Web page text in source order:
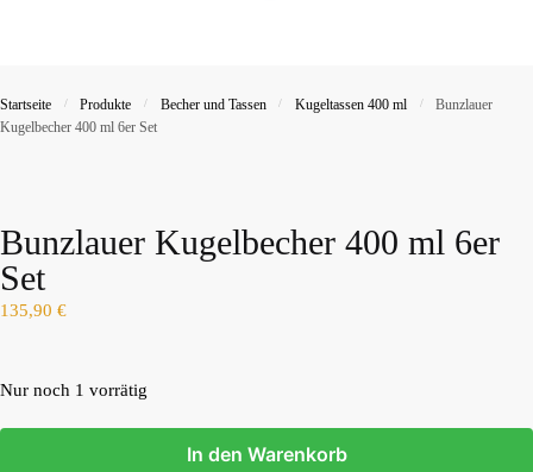
Startseite / Produkte / Becher und Tassen / Kugeltassen 400 ml /
Bunzlauer
Kugelbecher 400 ml 6er Set
Bunzlauer Kugelbecher 400 ml 6er
Set
135,90 €
Nur noch 1 vorrätig
In den Warenkorb